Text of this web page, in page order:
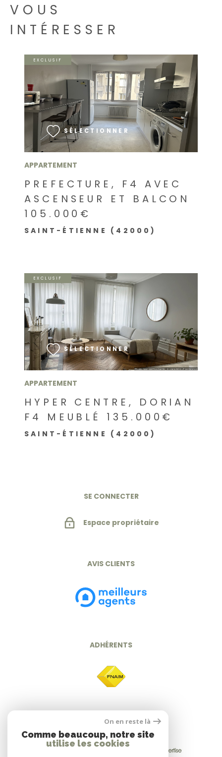
VOUS
INTÉRESSER
APPARTEMENT
PREFECTURE, F4 AVEC
ASCENSEUR ET BALCON
105.000€
SAINT-ÉTIENNE (42000)
EXCLUSIF
SÉLECTIONNER
VOIR LE BIEN
APPARTEMENT
HYPER CENTRE, DORIAN
F4 MEUBLÉ 135.000€
SAINT-ÉTIENNE (42000)
EXCLUSIF
SÉLECTIONNER
VOIR LE BIEN
SE CONNECTER
Espace propriétaire
AVIS CLIENTS
ADHÉRENTS
On en reste là
Comme beaucoup, notre site
utilise les cookies